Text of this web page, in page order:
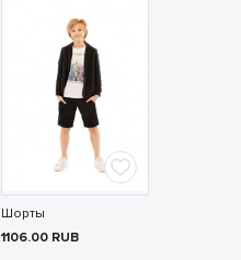
Шорты
1106.00 RUB